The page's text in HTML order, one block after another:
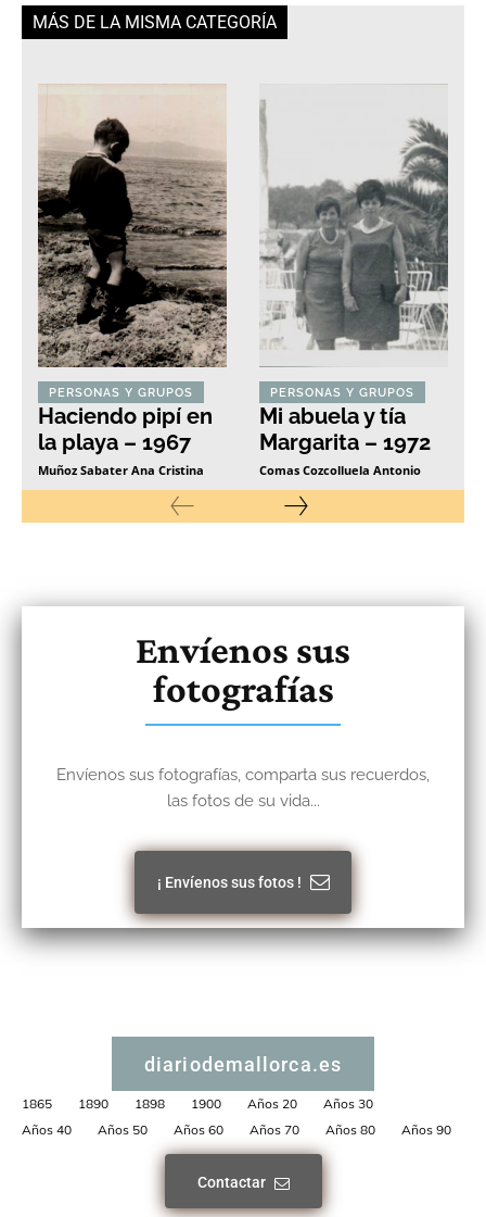
MÁS DE LA MISMA CATEGORÍA
PERSONAS Y GRUPOS
Haciendo pipí en
la playa – 1967
Muñoz Sabater Ana Cristina
PERSONAS Y GRUPOS
Mi abuela y tía
Margarita – 1972
Comas Cozcolluela Antonio
Envíenos sus
fotografías
Envíenos sus fotografías, comparta sus recuerdos,
las fotos de su vida...
¡ Envíenos sus fotos !
diariodemallorca.es
1865 1890 1898 1900 Años 20
Años 30
Años 40
Años 50 Años 60 Años 70 Años 80 Años 90
Contactar